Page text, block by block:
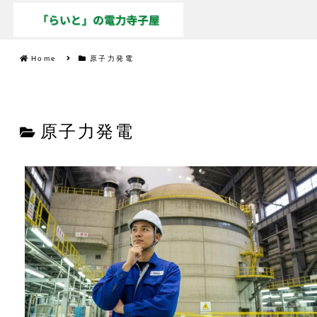
Home 原子力発電
原子力発電